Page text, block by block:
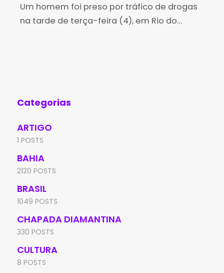
cocaína em Rio do Pires
Um homem foi preso por tráfico de drogas
na tarde de terça-feira (4), em Rio do
Categorias
ARTIGO
1 POSTS
BAHIA
2120 POSTS
BRASIL
1049 POSTS
CHAPADA DIAMANTINA
330 POSTS
CULTURA
8 POSTS